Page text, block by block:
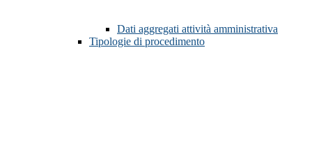
Dati aggregati attività amministrativa
Tipologie di procedimento